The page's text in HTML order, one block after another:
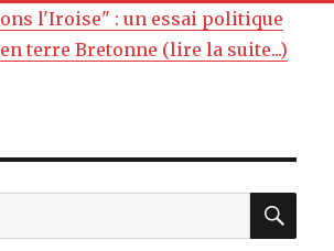
l'Iroise" : un essai politique
terre Bretonne (lire la suite...)